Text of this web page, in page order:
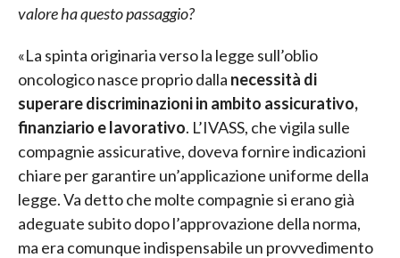
valore ha questo passaggio?
«La spinta originaria verso la legge sull’oblio
oncologico nasce proprio dalla necessità di
superare discriminazioni in ambito assicurativo,
finanziario e lavorativo. L’IVASS, che vigila sulle
compagnie assicurative, doveva fornire indicazioni
chiare per garantire un’applicazione uniforme della
legge. Va detto che molte compagnie si erano già
adeguate subito dopo l’approvazione della norma,
ma era comunque indispensabile un provvedimento